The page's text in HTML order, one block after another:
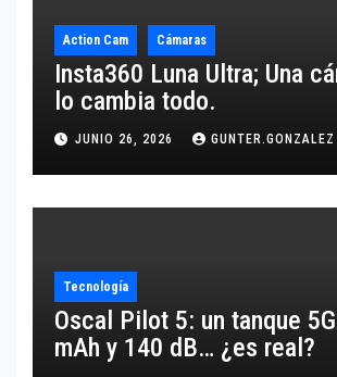
Action Cam Cámaras
Insta360 Luna Ultra; Una
lo cambia todo.
JUNIO 26, 2026 GUNTER.GONZALEZ
Tecnología
Oscal Pilot 5: un tanque
mAh y 140 dB… ¿es real?